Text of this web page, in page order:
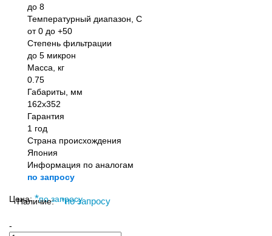
до 8
Температурный диапазон, С
от 0 до +50
Степень фильтрации
до 5 микрон
Масса, кг
0.75
Габариты, мм
162x352
Гарантия
1 год
Страна происхождения
Япония
Информация по аналогам
по запросу
Цена: *по запросу
Наличие: *по запросу
-